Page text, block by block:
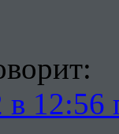
в 12:56